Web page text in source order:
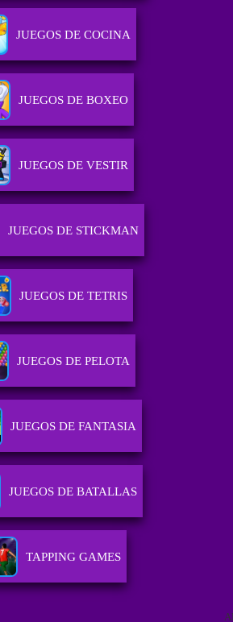
JUEGOS DE COCINA
JUEGOS DE BOXEO
JUEGOS DE VESTIR
JUEGOS DE STICKMAN
JUEGOS DE TETRIS
JUEGOS DE PELOTA
JUEGOS DE FANTASIA
JUEGOS DE BATALLAS
TAPPING GAMES